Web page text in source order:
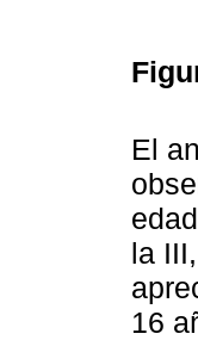
El
la
16